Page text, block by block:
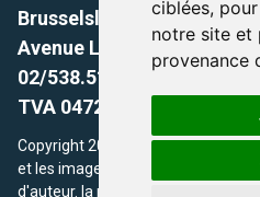
ciblées,
notre site et
provenance
Brusselslife.be
Avenue Louise, 500 -1050
02/538.51.49.
TVA 0472.281.221
Copyright 2026 © Brusselslife.be
et les images utilisés sur ce site
d'auteur. la propriétaires respectifs.